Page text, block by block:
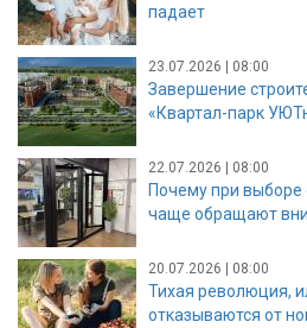
падает
23.07.2026 | 08:00
Завершение
«Квартал-парк
22.07.2026 | 08:00
Почему при выборе
чаще обращают
20.07.2026 | 08:00
Тихая революция,
отказываются от